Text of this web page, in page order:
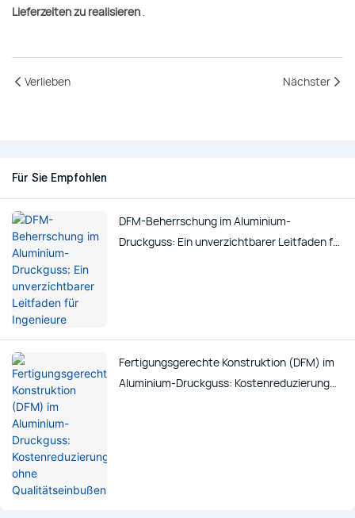
Lieferzeiten zu realisieren .
Verlieben Nächster
Für Sie Empfohlen
DFM-Beherrschung im Aluminium-
Druckguss: Ein unverzichtbarer Leitfaden für
Fertigungsgerechte Konstruktion (DFM) im
Aluminium-Druckguss: Kostenreduzierung